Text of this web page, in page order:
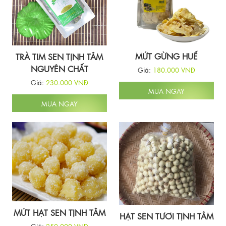
TRÀ TIM SEN TỊNH TÂM
NGUYÊN CHẤT
Giá: 230.000 VNĐ
MUA NGAY
MỨT GỪNG HUẾ
Giá: 180.000 VNĐ
MUA NGAY
MỨT HẠT SEN TỊNH TÂM HẠT SEN TƯƠI TỊNH TÂM